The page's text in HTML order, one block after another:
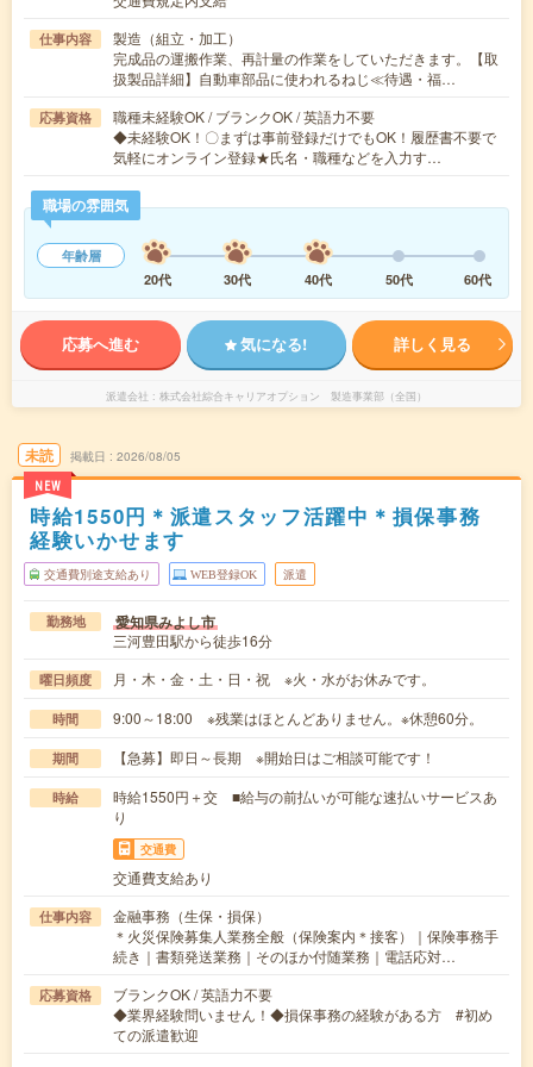
仕事内容
製造（組立・加工）
完成品の運搬作業、再計量の作業をしていただきます。【取
扱製品詳細】自動車部品に使われるねじ≪待遇・福…
応募資格
職種未経験OK / ブランクOK / 英語力不要
◆未経験OK！〇まずは事前登録だけでもOK！履歴書不要で
気軽にオンライン登録★氏名・職種などを入力す…
職場の雰囲気
年齢層
20代
30代 40代 50代 60代
応募へ進む 気になる! 詳しく見る
派遣会社 株式会社綜合キャリアオプション 製造事業部（全国）
未読
NEW
掲載日 2026/08/05
時給1550円＊派遣スタッフ活躍中＊損保事務
経験いかせます
交通費別途支給あり WEB登録OK 派遣
勤務地 愛知県みよし市
三河豊田駅から徒歩16分
曜日頻度 月・木・金・土・日・祝 ※火・水がお休みです。
時間 9:00～18:00 ※残業はほとんどありません。※休憩60分。
期間 【急募】即日～長期 ※開始日はご相談可能です！
時給
時給1550円＋交 ■給与の前払いが可能な速払いサービスあ
り
交通費
交通費支給あり
仕事内容
金融事務（生保・損保）
＊火災保険募集人業務全般（保険案内＊接客）｜保険事務手
続き｜書類発送業務｜そのほか付随業務｜電話応対…
応募資格
ブランクOK / 英語力不要
◆業界経験問いません！◆損保事務の経験がある方 #初め
ての派遣歓迎